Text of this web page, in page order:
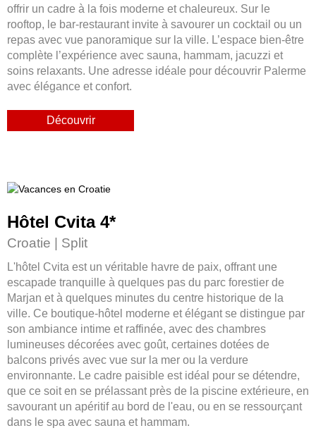
offrir un cadre à la fois moderne et chaleureux. Sur le
rooftop, le bar-restaurant invite à savourer un cocktail ou un
repas avec vue panoramique sur la ville. L’espace bien-être
complète l’expérience avec sauna, hammam, jacuzzi et
soins relaxants. Une adresse idéale pour découvrir Palerme
avec élégance et confort.
Hôtel Cvita 4*
Croatie | Split
L'hôtel Cvita est un véritable havre de paix, offrant une
escapade tranquille à quelques pas du parc forestier de
Marjan et à quelques minutes du centre historique de la
ville. Ce boutique-hôtel moderne et élégant se distingue par
son ambiance intime et raffinée, avec des chambres
lumineuses décorées avec goût, certaines dotées de
balcons privés avec vue sur la mer ou la verdure
environnante. Le cadre paisible est idéal pour se détendre,
que ce soit en se prélassant près de la piscine extérieure, en
savourant un apéritif au bord de l'eau, ou en se ressourçant
dans le spa avec sauna et hammam.